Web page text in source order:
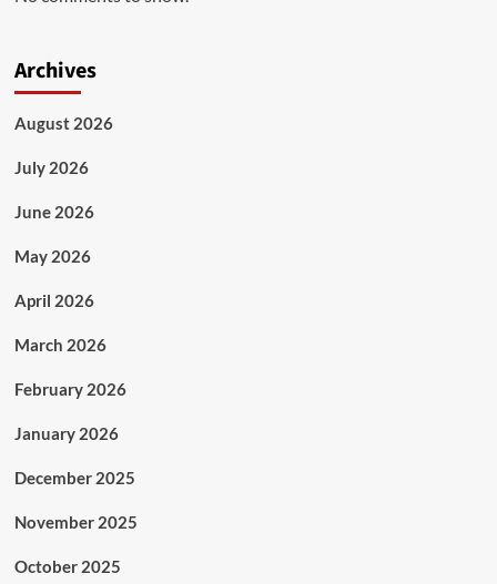
Archives
August 2026
July 2026
June 2026
May 2026
April 2026
March 2026
February 2026
January 2026
December 2025
November 2025
October 2025